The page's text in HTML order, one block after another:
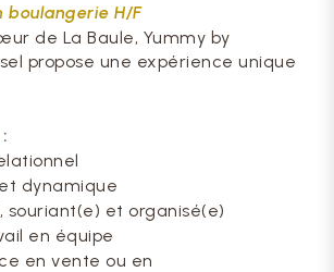
boulangerie H/F
de La Baule, Yummy by
propose une expérience unique
dynamique
souriant(e) et organisé(e)
en équipe
en vente ou en